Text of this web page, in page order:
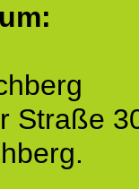
Straße